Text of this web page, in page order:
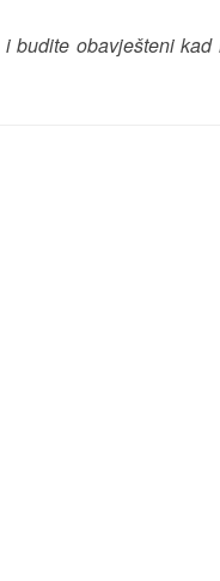
i budite obavješteni kad